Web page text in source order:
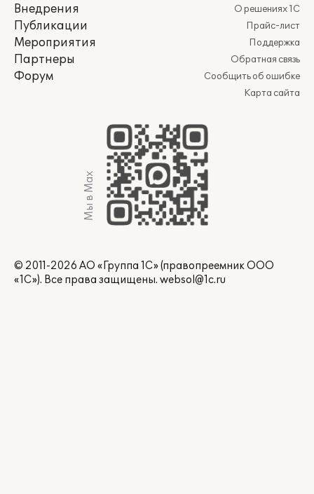
Внедрения
Публикации
Мероприятия
Партнеры
Форум
О решениях 1С
Прайс-лист
Поддержка
Обратная связь
Сообщить об ошибке
Карта сайта
Мы в Max
© 2011-2026 АО «Группа 1С» (правопреемник ООО
«1С»). Все права защищены. websol@1c.ru